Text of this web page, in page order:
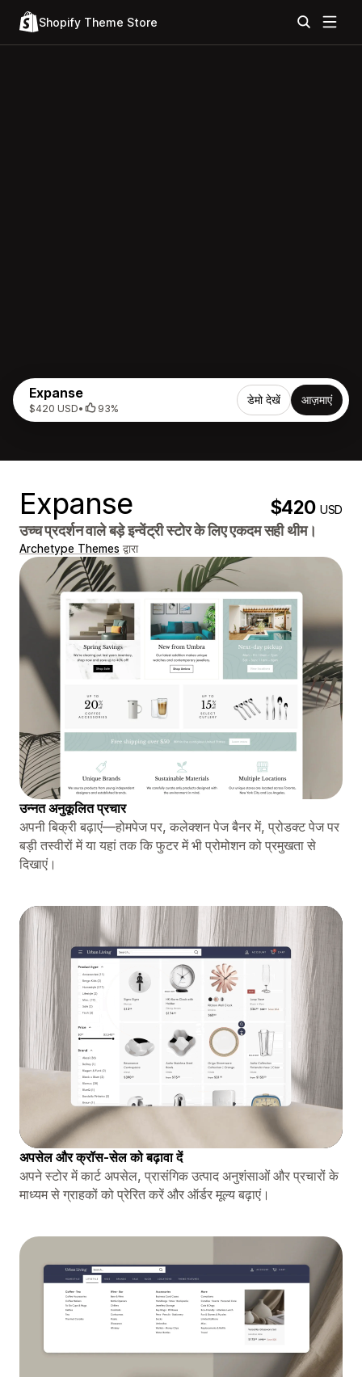
Shopify Theme Store
Expanse
$420 USD• 93%
डेमो देखें आज़माएं
Expanse $420USD
उच्च प्रदर्शन वाले बड़े इन्वेंट्री स्टोर के लिए एकदम सही थीम।
Archetype Themes द्वारा
उन्नत अनुकूलित प्रचार
अपनी बिक्री बढ़ाएं—होमपेज पर, कलेक्शन पेज बैनर में, प्रोडक्ट पेज पर
बड़ी तस्वीरों में या यहां तक ​​कि फुटर में भी प्रोमोशन को प्रमुखता से
दिखाएं।
अपसेल और क्रॉस-सेल को बढ़ावा दें
अपने स्टोर में कार्ट अपसेल, प्रासंगिक उत्पाद अनुशंसाओं और प्रचारों के
माध्यम से ग्राहकों को प्रेरित करें और ऑर्डर मूल्य बढ़ाएं।